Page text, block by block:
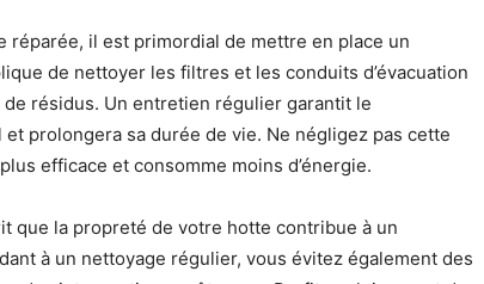
réparée, il est primordial de mettre en place un
de nettoyer les filtres et les conduits d’évacuation
de résidus. Un entretien régulier garantit le
prolongera sa durée de vie. Ne négligez pas cette
efficace et consomme moins d’énergie.
que la propreté de votre hotte contribue à un
à un nettoyage régulier, vous évitez également des